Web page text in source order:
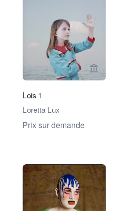
page vendeur de EduardVoir la
Lois 1
Loretta Lux
Prix sur demande